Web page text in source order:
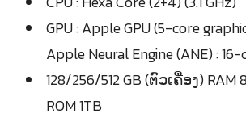
GPU : Apple GPU (5-core
Apple Neural Engine (ANE) :
128/256/512 GB (ຕົວເຄື່ອງ) RAM
ROM 1TB